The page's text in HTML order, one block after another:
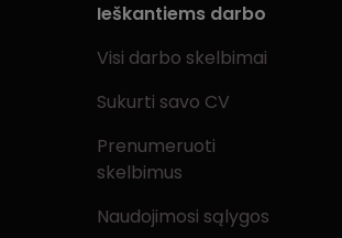
Ieškantiems darbo
Visi darbo skelbimai
Sukurti savo CV
Prenumeruoti
skelbimus
Naudojimosi sąlygos